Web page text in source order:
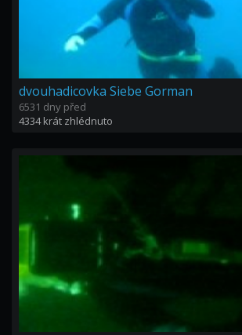
dvouhadicovka Siebe Gorman
6531 dny před
4334 krát zhlédnuto